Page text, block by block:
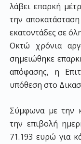
λάβει επαρκή
την
εκατοντάδες σε
Οκτώ χρόνια
σημειώθηκε
απόφασης, η
υπόθεση στο
Σύμφωνα με την
την επιβολή
71.193 ευρώ για